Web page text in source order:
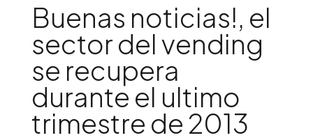
Buenas noticias!, el
sector del vending
se recupera
durante el ultimo
trimestre de 2013